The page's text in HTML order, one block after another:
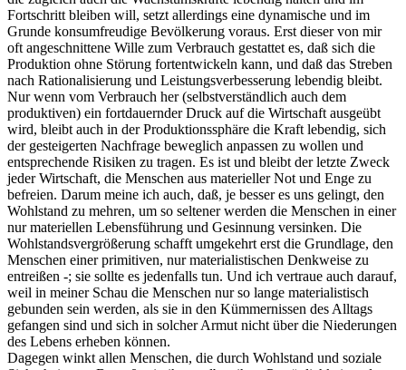
Fortschritt bleiben will, setzt allerdings eine dynamische und im
Grunde konsumfreudige Bevölkerung voraus. Erst dieser von mir
oft angeschnittene Wille zum Verbrauch gestattet es, daß sich die
Produktion ohne Störung fortentwickeln kann, und daß das Streben
nach Rationalisierung und Leistungsverbesserung lebendig bleibt.
Nur wenn vom Verbrauch her (selbstverständlich auch dem
produktiven) ein fortdauernder Druck auf die Wirtschaft ausgeübt
wird, bleibt auch in der Produktionssphäre die Kraft lebendig, sich
der gesteigerten Nachfrage beweglich anpassen zu wollen und
entsprechende Risiken zu tragen. Es ist und bleibt der letzte Zweck
jeder Wirtschaft, die Menschen aus materieller Not und Enge zu
befreien. Darum meine ich auch, daß, je besser es uns gelingt, den
Wohlstand zu mehren, um so seltener werden die Menschen in einer
nur materiellen Lebensführung und Gesinnung versinken. Die
Wohlstandsvergrößerung schafft umgekehrt erst die Grundlage, den
Menschen einer primitiven, nur materialistischen Denkweise zu
entreißen -; sie sollte es jedenfalls tun. Und ich vertraue auch darauf,
weil in meiner Schau die Menschen nur so lange materialistisch
gebunden sein werden, als sie in den Kümmernissen des Alltags
gefangen sind und sich in solcher Armut nicht über die Niederungen
des Lebens erheben können.
Dagegen winkt allen Menschen, die durch Wohlstand und soziale